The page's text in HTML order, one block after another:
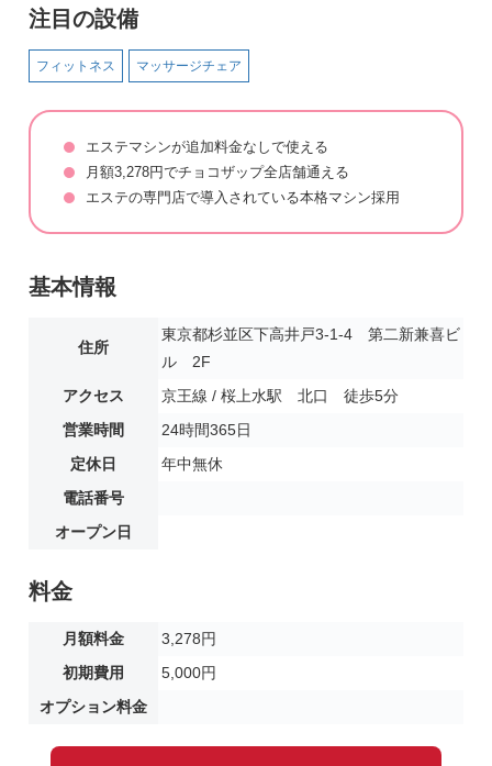
注目の設備
フィットネス マッサージチェア
エステマシンが追加料金なしで使える
月額3,278円でチョコザップ全店舗通える
エステの専門店で導入されている本格マシン採用
基本情報
住所
東京都杉並区下高井戸3-1-4 第二新兼喜ビ
ル 2F
アクセス
京王線 / 桜上水駅 北口 徒歩5分
営業時間
24時間365日
定休日
年中無休
電話番号
オープン日
料金
月額料金
3,278円
初期費用
5,000円
オプション料金